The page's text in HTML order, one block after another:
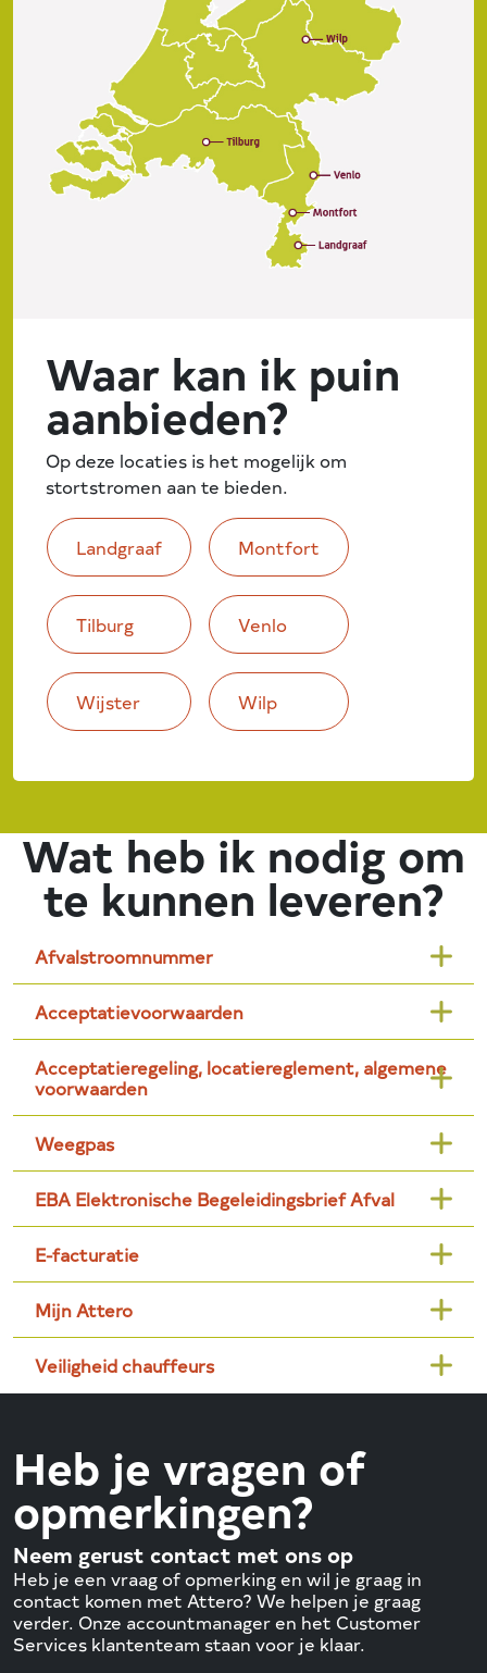
Waar kan ik puin
aanbieden?
Op deze locaties is het mogelijk om
stortstromen aan te bieden.
Landgraaf Montfort
Tilburg Venlo
Wijster Wilp
Wat heb ik nodig om
te kunnen leveren?
Afvalstroomnummer
Acceptatievoorwaarden
Acceptatieregeling, locatiereglement, algemene
voorwaarden
Weegpas
EBA Elektronische Begeleidingsbrief Afval
E-facturatie
Mijn Attero
Veiligheid chauffeurs
Heb je vragen of
opmerkingen?
Neem gerust contact met ons op
Heb je een vraag of opmerking en wil je graag in
contact komen met Attero? We helpen je graag
verder. Onze accountmanager en het Customer
Services klantenteam staan voor je klaar.